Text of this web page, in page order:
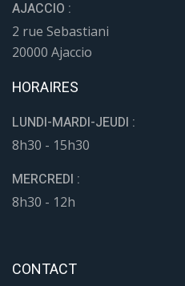
AJACCIO :
2 rue Sebastiani
20000 Ajaccio
HORAIRES
LUNDI-MARDI-JEUDI :
8h30 - 15h30
MERCREDI :
8h30 - 12h
CONTACT